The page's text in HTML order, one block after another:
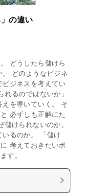
の違い
どうしたら儲けら
どのようなビジネ
ジネスを考えてい
るのではないか」
えを導いていく。 そ
必ずしも正解にた
けられないのか。
るのか。 「儲け
考えておきたいポ
す。